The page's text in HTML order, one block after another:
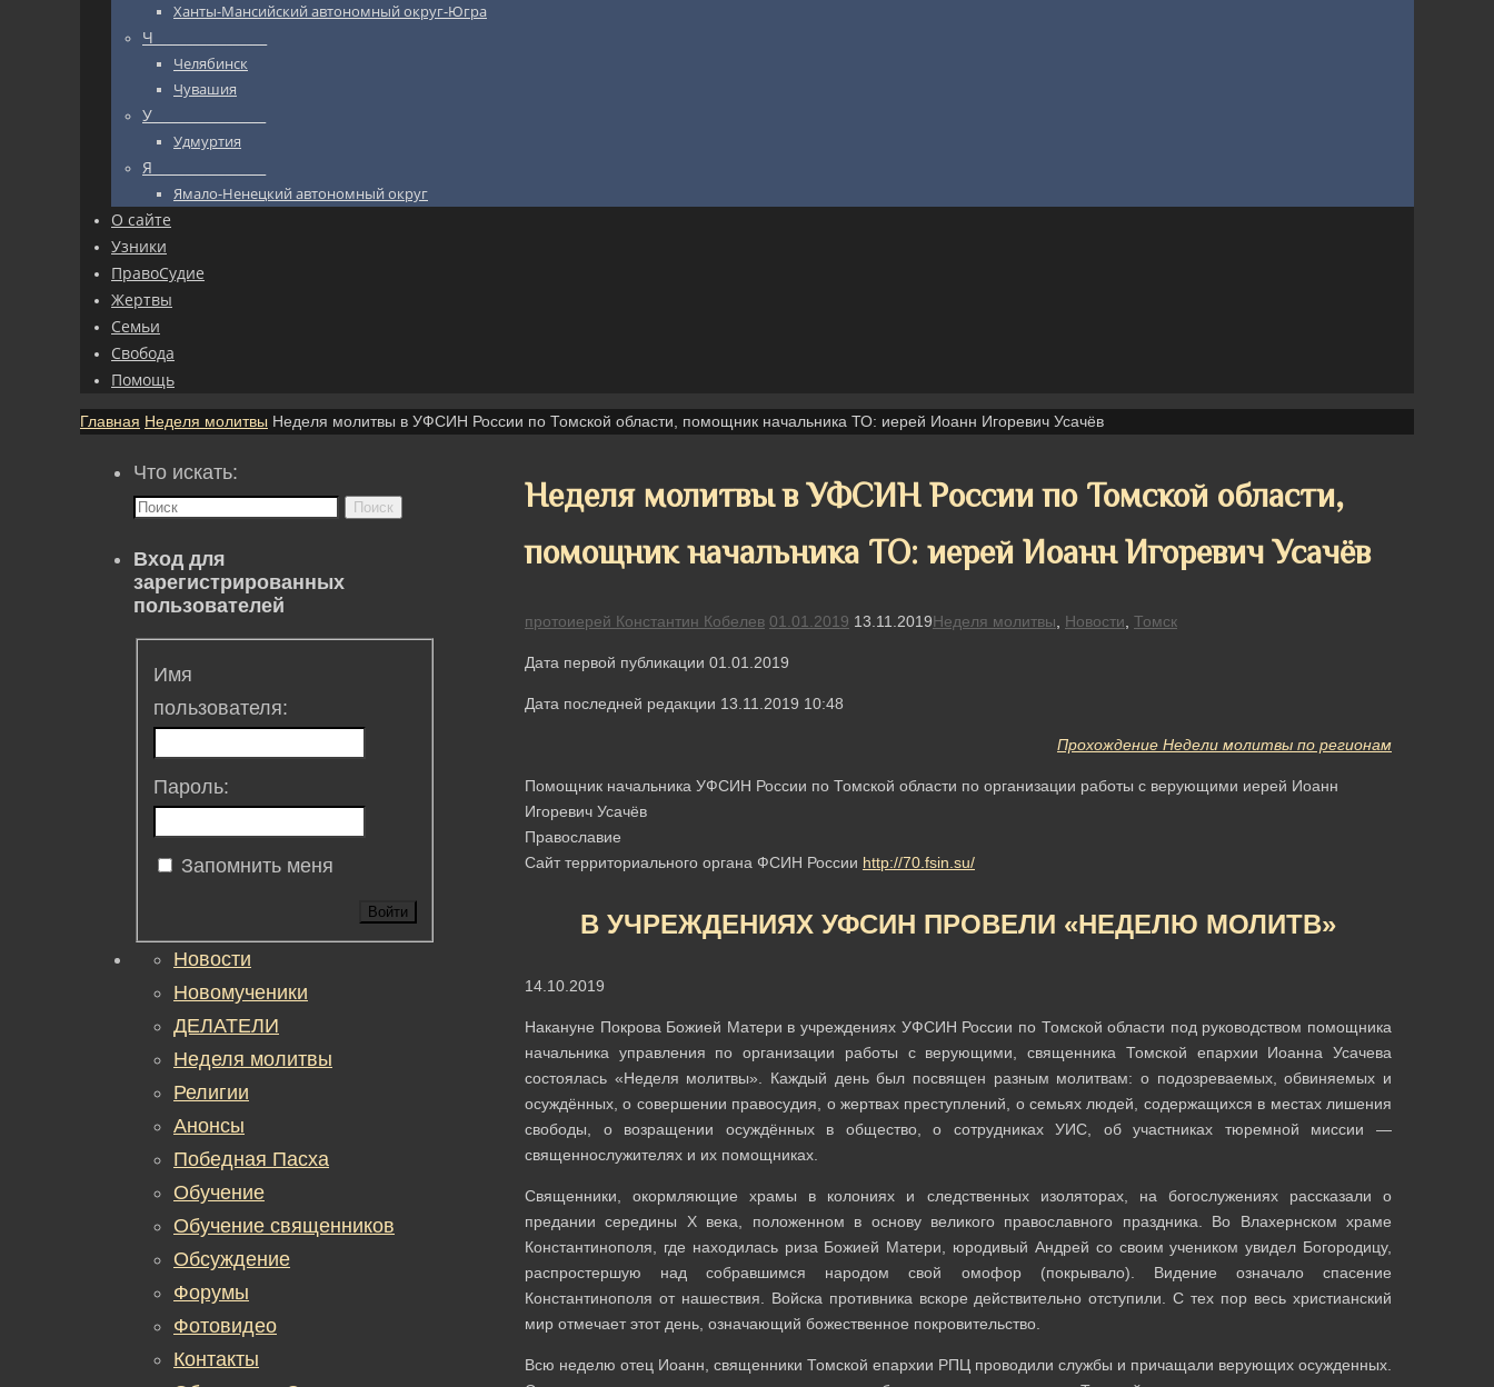
Ханты-Мансийский автономный округ-Югра
Ч_________________
Челябинск
Чувашия
У_________________
Удмуртия
Я_________________
Ямало-Ненецкий автономный округ
О сайте
Узники
ПравоСудие
Жертвы
Семьи
Свобода
Помощь
Главная Неделя молитвы Неделя молитвы в УФСИН России по Томской области, помощник начальника ТО: иерей Иоанн Игоревич Усачёв
Неделя молитвы в УФСИН России по Томской области,
помощник начальника ТО: иерей Иоанн Игоревич Усачёв
протоиерей Константин Кобелев 01.01.2019 13.11.2019Неделя молитвы Новости Томск
Дата первой публикации 01.01.2019
Дата последней редакции 13.11.2019 10:48
Прохождение Недели молитвы по регионам
Помощник начальника УФСИН России по Томской области по организации работы с верующими иерей Иоанн
Игоревич Усачёв
Православие
Сайт территориального органа ФСИН России http://70.fsin.su/
В УЧРЕЖДЕНИЯХ УФСИН ПРОВЕЛИ «НЕДЕЛЮ МОЛИТВ»
14.10.2019
Накануне Покрова Божией Матери в учреждениях УФСИН России по Томской области под руководством помощника
начальника управления по организации работы с верующими, священника Томской епархии Иоанна Усачева
состоялась «Неделя молитвы». Каждый день был посвящен разным молитвам: о подозреваемых, обвиняемых и
осуждённых, о совершении правосудия, о жертвах преступлений, о семьях людей, содержащихся в местах лишения
свободы, о возращении осуждённых в общество, о сотрудниках УИС, об участниках тюремной миссии —
священнослужителях и их помощниках.
Священники, окормляющие храмы в колониях и следственных изоляторах, на богослужениях рассказали о
предании середины Х века, положенном в основу великого православного праздника. Во Влахернском храме
Константинополя, где находилась риза Божией Матери, юродивый Андрей со своим учеником увидел Богородицу,
распростершую над собравшимся народом свой омофор (покрывало). Видение означало спасение
Константинополя от нашествия. Войска противника вскоре действительно отступили. С тех пор весь христианский
мир отмечает этот день, означающий божественное покровительство.
Всю неделю отец Иоанн, священники Томской епархии РПЦ проводили службы и причащали верующих осужденных.
Что искать:
Поиск
Вход для
зарегистрированных
пользователей
Имя
пользователя:
Пароль:
Запомнить меня
Войти
Новости
Новомученики
ДЕЛАТЕЛИ
Неделя молитвы
Религии
Анонсы
Победная Пасха
Обучение
Обучение священников
Обсуждение
Форумы
Фотовидео
Контакты